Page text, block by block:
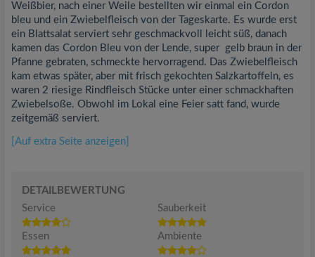
Weißbier, nach einer Weile bestellten wir einmal ein Cordon
bleu und ein Zwiebelfleisch von der Tageskarte. Es wurde erst
ein Blattsalat serviert sehr geschmackvoll leicht süß, danach
kamen das Cordon Bleu von der Lende, super gelb braun in der
Pfanne gebraten, schmeckte hervorragend. Das Zwiebelfleisch
kam etwas später, aber mit frisch gekochten Salzkartoffeln, es
waren 2 riesige Rindfleisch Stücke unter einer schmackhaften
Zwiebelsoße. Obwohl im Lokal eine Feier satt fand, wurde
zeitgemäß serviert.
[Auf extra Seite anzeigen]
DETAILBEWERTUNG
Service
Sauberkeit
Essen Ambiente